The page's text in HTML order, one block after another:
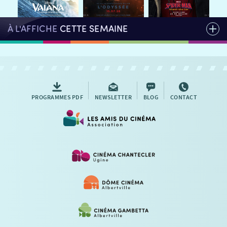
À L'AFFICHE CETTE SEMAINE
PROGRAMMES PDF NEWSLETTER BLOG CONTACT